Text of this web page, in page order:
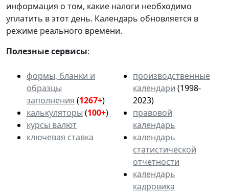
информация о том, какие налоги необходимо
уплатить в этот день. Календарь обновляется в
режиме реального времени.
Полезные сервисы:
формы, бланки и
образцы
заполнения (1267+)
калькуляторы (100+)
курсы валют
ключевая ставка
производственные
календари (1998-
2023)
правовой
календарь
календарь
статистической
отчетности
календарь
кадровика